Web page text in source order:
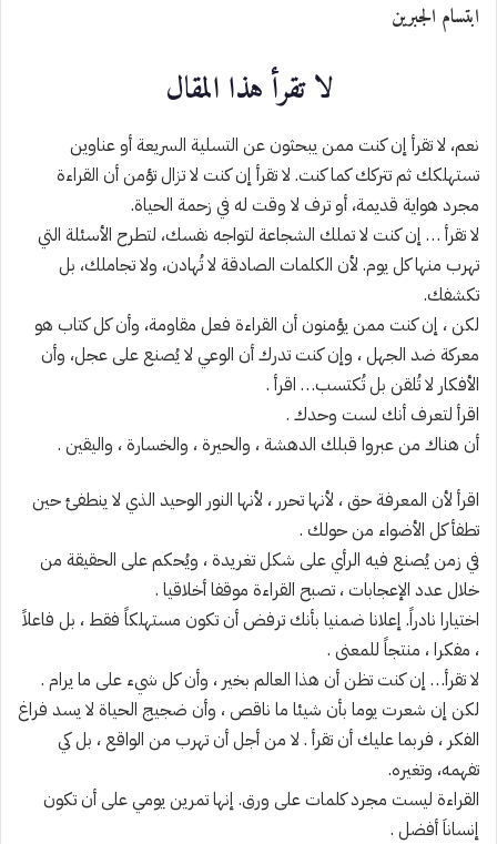
ابتسام الجبرين
لا تقرأ هذا المقال
نعم، لا تقرأ إن كنت ممن يبحثون عن التسلية السريعة أو عناوين
تستهلكك ثم تتركك كما كنت. لا تقرأ إن كنت لا تزال تؤمن أن القراءة
مجرد هواية قديمة، أو ترف لا وقت له في زحمة الحياة.
لا تقرأ … إن كنت لا تملك الشجاعة لتواجه نفسك، لتطرح الأسئلة التي
تهرب منها كل يوم. لأن الكلمات الصادقة لا تُهادن، ولا تجاملك، بل
تكشفك.
لكن ، إن كنت ممن يؤمنون أن القراءة فعل مقاومة، وأن كل كتاب هو
معركة ضد الجهل ، وإن كنت تدرك أن الوعي لا يُصنع على عجل، وأن
الأفكار لا تُلقن بل تُكتسب… اقرأ .
اقرأ لتعرف أنك لست وحدك .
أن هناك من عبروا قبلك الدهشة ، والحيرة ، والخسارة ، واليقين .
اقرأ لأن المعرفة حق ، لأنها تحرر ، لأنها النور الوحيد الذي لا ينطفئ حين
تطفأ كل الأضواء من حولك .
في زمن يُصنع فيه الرأي على شكل تغريدة ، ويُحكم على الحقيقة من
خلال عدد الإعجابات ، تصبح القراءة موقفا أخلاقيا .
اختيارا نادراً. إعلانا ضمنيا بأنك ترفض أن تكون مستهلكاً فقط ، بل فاعلاً
، مفكرا ، منتجاً للمعنى .
لا تقرأ… إن كنت تظن أن هذا العالم بخير ، وأن كل شيء على ما يرام .
لكن إن شعرت يوما بأن شيئا ما ناقص ، وأن ضجيج الحياة لا يسد فراغ
الفكر ، فربما عليك أن تقرأ . لا من أجل أن تهرب من الواقع ، بل كي
تفهمه، وتغيره.
القراءة ليست مجرد كلمات على ورق. إنها تمرين يومي على أن تكون
إنساناَ أفضل .